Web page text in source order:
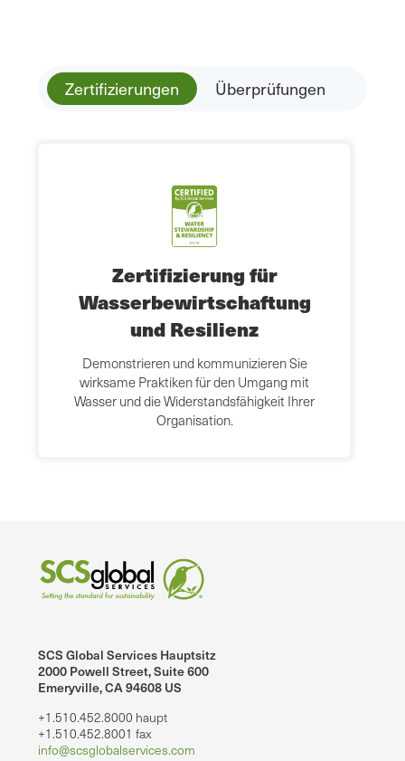
Zertifizierungen Überprüfungen
Zertifizierung für
Wasserbewirtschaftung
und Resilienz
Demonstrieren und kommunizieren Sie
wirksame Praktiken für den Umgang mit
Wasser und die Widerstandsfähigkeit Ihrer
Organisation.
SCS Global Services Hauptsitz
2000 Powell Street, Suite 600
Emeryville, CA 94608 US
+1.510.452.8000 haupt
+1.510.452.8001 fax
info@scsglobalservices.com